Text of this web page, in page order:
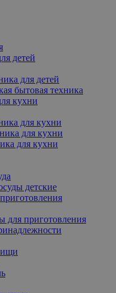
детей
для детей
бытовая техника
кухни
для кухни
для кухни
для кухни
детские
для приготовления